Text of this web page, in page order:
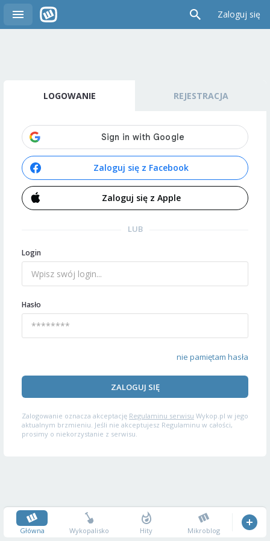
Zaloguj się
LOGOWANIE REJESTRACJA
Zaloguj się z Facebook
Zaloguj się z Apple
LUB
Login
Hasło
nie pamiętam hasła
ZALOGUJ SIĘ
Zalogowanie oznacza akceptację Regulaminu serwisu Wykop.pl w jego
aktualnym brzmieniu. Jeśli nie akceptujesz Regulaminu w całości,
prosimy o niekorzystanie z serwisu.
Główna Wykopalisko Hity Mikroblog